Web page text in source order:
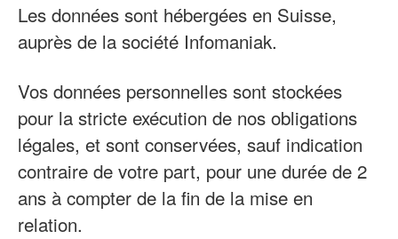
Les données sont hébergées en Suisse,
auprès de la société Infomaniak.
Vos données personnelles sont stockées
pour la stricte exécution de nos obligations
légales, et sont conservées, sauf indication
contraire de votre part, pour une durée de 2
ans à compter de la fin de la mise en
relation.